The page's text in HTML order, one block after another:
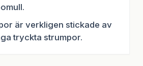
är verkligen stickade av
tryckta strumpor.